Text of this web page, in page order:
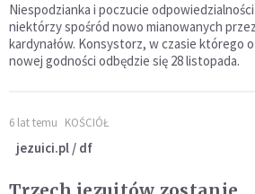
Niespodzianka i poczucie
niektórzy spośród nowo mianowanych
kardynałów. Konsystorz, w czasie którego
nowej godności odbędzie się 28 listopada.
6 lat temu KOŚCIÓŁ
jezuici.pl / df